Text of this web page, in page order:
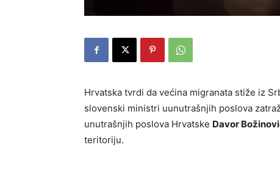
Hrvatska tvrdi da većina migranata stiže iz
slovenski ministri uunutrašnjih poslova
unutrašnjih poslova Hrvatske Davor
teritoriju.